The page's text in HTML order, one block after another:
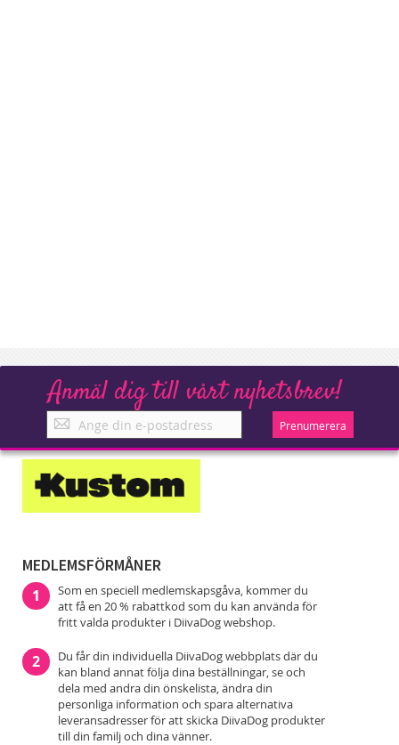
Anmäl dig till vårt nyhetsbrev!
Anmäl
dig
till
vårt
nyhetsbrev!
Prenumerera
MEDLEMSFÖRMÅNER
1
Som en speciell medlemskapsgåva, kommer du
att få en 20 % rabattkod som du kan använda för
fritt valda produkter i DiivaDog webshop.
2
Du får din individuella DiivaDog webbplats där du
kan bland annat följa dina beställningar, se och
dela med andra din önskelista, ändra din
personliga information och spara alternativa
leveransadresser för att skicka DiivaDog produkter
till din familj och dina vänner.